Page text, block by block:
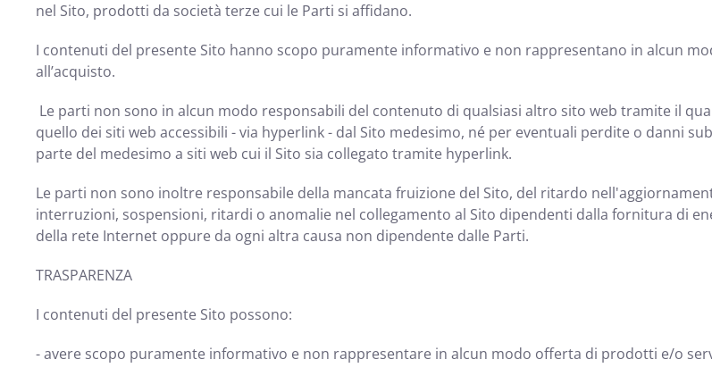
nel Sito, prodotti da società terze cui le Parti si affidano.
I contenuti del presente Sito hanno scopo puramente informativo e non rappresentano in alcun
all’acquisto.
Le parti non sono in alcun modo responsabili del contenuto di qualsiasi altro sito web tramite il
quello dei siti web accessibili - via hyperlink - dal Sito medesimo, né per eventuali perdite o danni
parte del medesimo a siti web cui il Sito sia collegato tramite hyperlink.
Le parti non sono inoltre responsabile della mancata fruizione del Sito, del ritardo
interruzioni, sospensioni, ritardi o anomalie nel collegamento al Sito dipendenti dalla fornitura di
della rete Internet oppure da ogni altra causa non dipendente dalle Parti.
TRASPARENZA
I contenuti del presente Sito possono:
- avere scopo puramente informativo e non rappresentare in alcun modo offerta di prodotti e/o